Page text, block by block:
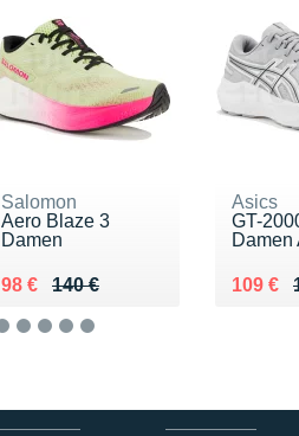
Salomon
Aero Blaze 3
Damen
140 €
Au lieu de 140 €
98 €
Vendu 98 €
Asics
GT-
Damen
Au lieu
109 €
Vendu